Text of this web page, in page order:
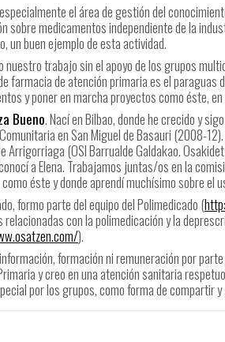
el área de gestión del
sobre medicamentos independiente de la
un buen ejemplo de esta actividad.
nuestro trabajo sin el apoyo de los grupos
farmacia de atención primaria es el paraguas
y poner en marcha proyectos como éste,
Bueno. Nací en Bilbao, donde he crecido y
en San Miguel de Basauri (2008-
Arrigorriaga (OSI Barrualde Galdakao.
a Elena. Trabajamos juntas/os en la
éste y donde aprendí muchísimo sobre el
formo parte del equipo del Polimedicado (
con la polimedicación y la
).
formación ni remuneración por
y creo en una atención sanitaria
por los grupos, como forma de compartir